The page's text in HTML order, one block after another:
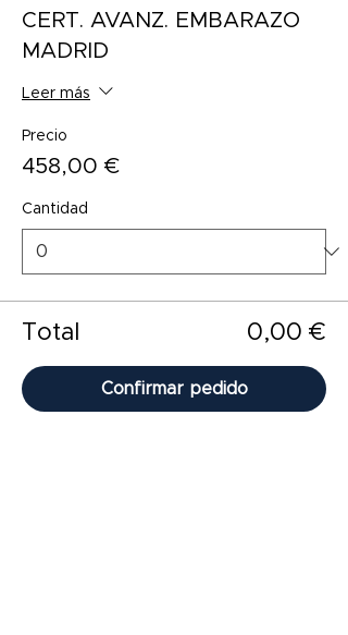
CERT. AVANZ. EMBARAZO
MADRID
Leer más
Precio
458,00 €
Cantidad
Total 0,00 €
Confirmar pedido